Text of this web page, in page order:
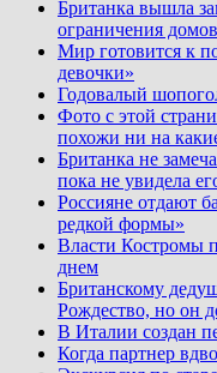
Британка вышла
ограничения
Мир готовится к
девочки»
Годовалый
Фото с этой
похожи ни на
Британка не
пока не увидела
Россияне отдают
редкой формы»
Власти Костромы
днем
Британскому
Рождество, но он
В Италии создан
Когда партнер